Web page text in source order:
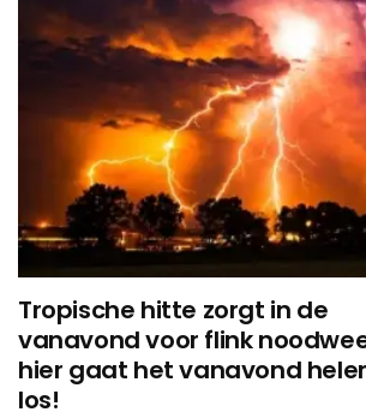
Tropische hitte zorgt in de
vanavond voor flink
hier gaat het vanavond
los!